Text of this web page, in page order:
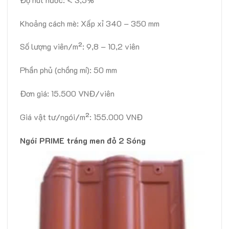
Khoảng cách mè: Xấp xỉ 340 – 350 mm
Số lượng viên/m²: 9,8 – 10,2 viên
Phần phủ (chồng mí): 50 mm
Đơn giá: 15.500 VNĐ/viên
Giá vật tư/ngói/m²: 155.000 VNĐ
Ngói PRIME tráng men đỏ 2 Sóng